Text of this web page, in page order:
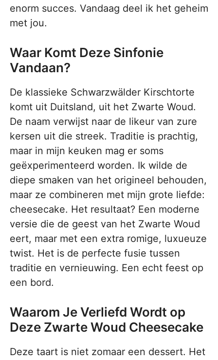
enorm succes. Vandaag deel ik het geheim
met jou.
Waar Komt Deze Sinfonie
Vandaan?
De klassieke Schwarzwälder Kirschtorte
komt uit Duitsland, uit het Zwarte Woud.
De naam verwijst naar de likeur van zure
kersen uit die streek. Traditie is prachtig,
maar in mijn keuken mag er soms
geëxperimenteerd worden. Ik wilde de
diepe smaken van het origineel behouden,
maar ze combineren met mijn grote liefde:
cheesecake. Het resultaat? Een moderne
versie die de geest van het Zwarte Woud
eert, maar met een extra romige, luxueuze
twist. Het is de perfecte fusie tussen
traditie en vernieuwing. Een echt feest op
een bord.
Waarom Je Verliefd Wordt op
Deze Zwarte Woud Cheesecake
Deze taart is niet zomaar een dessert. Het